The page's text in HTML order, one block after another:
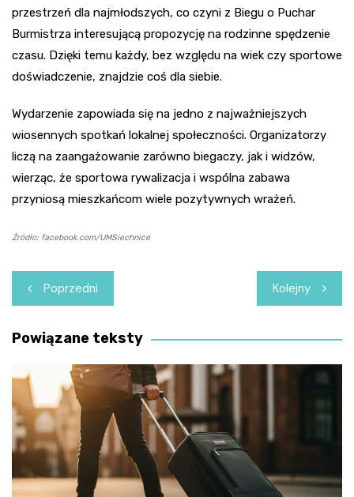
przestrzeń dla najmłodszych, co czyni z Biegu o Puchar
Burmistrza interesującą propozycję na rodzinne spędzenie
czasu. Dzięki temu każdy, bez względu na wiek czy sportowe
doświadczenie, znajdzie coś dla siebie.
Wydarzenie zapowiada się na jedno z najważniejszych
wiosennych spotkań lokalnej społeczności. Organizatorzy
liczą na zaangażowanie zarówno biegaczy, jak i widzów,
wierząc, że sportowa rywalizacja i wspólna zabawa
przyniosą mieszkańcom wiele pozytywnych wrażeń.
Źródło: facebook.com/UMSiechnice
Nawigacja
wpisu
Poprzedni Kolejny
Powiązane teksty